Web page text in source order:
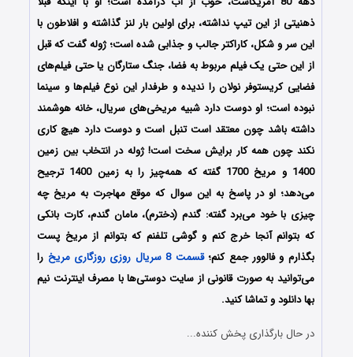
ذهنیتی از این تیپ نداشته، برای اولین بار لنز گذاشته و افلاطون با
این سر و شکل، کاراکتر جالب و جذابی شده است؛ ژوله گفت که قبل
از این حتی یک فیلم مربوط به فضا، جنگ ستارگان یا حتی فیلم‌های
فضایی کریستوفر نولان را ندیده و طرفدار این نوع فیلم‌ها و سینما
نبوده است؛ او دوست دارد شبیه مریخی‌های سریال، خانه هوشمند
داشته باشد چون معتقد است تنبل است و دوست دارد هیچ کاری
نکند چون همه کار برایش سخت است! ژوله در انتخاب بین زمین
1400 و مریخ 1700 گفته که همه‌چیز را به زمین 1400 ترجیح
می‌دهد؛ او در پاسخ به این سوال که موقع مهاجرت به مریخ چه
چیزی با خود می‌برد گفته: گندم (دخترم)، مامان گندم، کارت بانکی
که بتوانم آنجا خرج کنم و گوشی تلفنم که بتوانم از مریخ پست
بگذارم و فالوور جمع کنم؛قسمت 8 سریال روزی روزگاری مریخ
را
می‌توانید به صورت قانونی از سایت دوستی‌ها با مصرف اینترنت نیم
بها دانلود و تماشا کنید.
در حال بارگذاری پخش کننده...